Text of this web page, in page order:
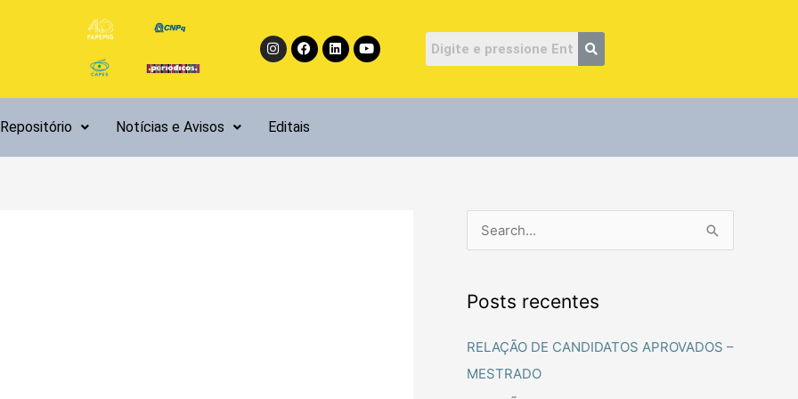
InstagramFacebook
LinkedinYoutube
Repositório Notícias e Avisos Editais
q
u
i
Posts recentes
RELAÇÃO DE CANDIDATOS APROVADOS –
MESTRADO